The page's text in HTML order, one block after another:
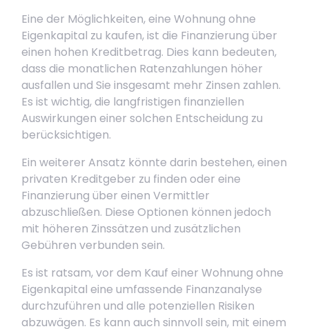
Eine der Möglichkeiten, eine Wohnung ohne
Eigenkapital zu kaufen, ist die Finanzierung über
einen hohen Kreditbetrag. Dies kann bedeuten,
dass die monatlichen Ratenzahlungen höher
ausfallen und Sie insgesamt mehr Zinsen zahlen.
Es ist wichtig, die langfristigen finanziellen
Auswirkungen einer solchen Entscheidung zu
berücksichtigen.
Ein weiterer Ansatz könnte darin bestehen, einen
privaten Kreditgeber zu finden oder eine
Finanzierung über einen Vermittler
abzuschließen. Diese Optionen können jedoch
mit höheren Zinssätzen und zusätzlichen
Gebühren verbunden sein.
Es ist ratsam, vor dem Kauf einer Wohnung ohne
Eigenkapital eine umfassende Finanzanalyse
durchzuführen und alle potenziellen Risiken
abzuwägen. Es kann auch sinnvoll sein, mit einem